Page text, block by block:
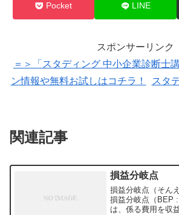
Pocket LINE
スポンサーリンク
＝＞「スタディング 中小企業診断士
ン情報や無料お試しはコチラ！
スタ
関連記事
損益分岐点
損益分岐点（そん
損益分岐点（BEP
は、係る費用を収